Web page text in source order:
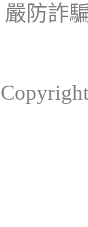
嚴防詐